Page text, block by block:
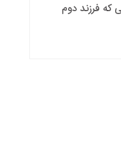
که فرزند دوم